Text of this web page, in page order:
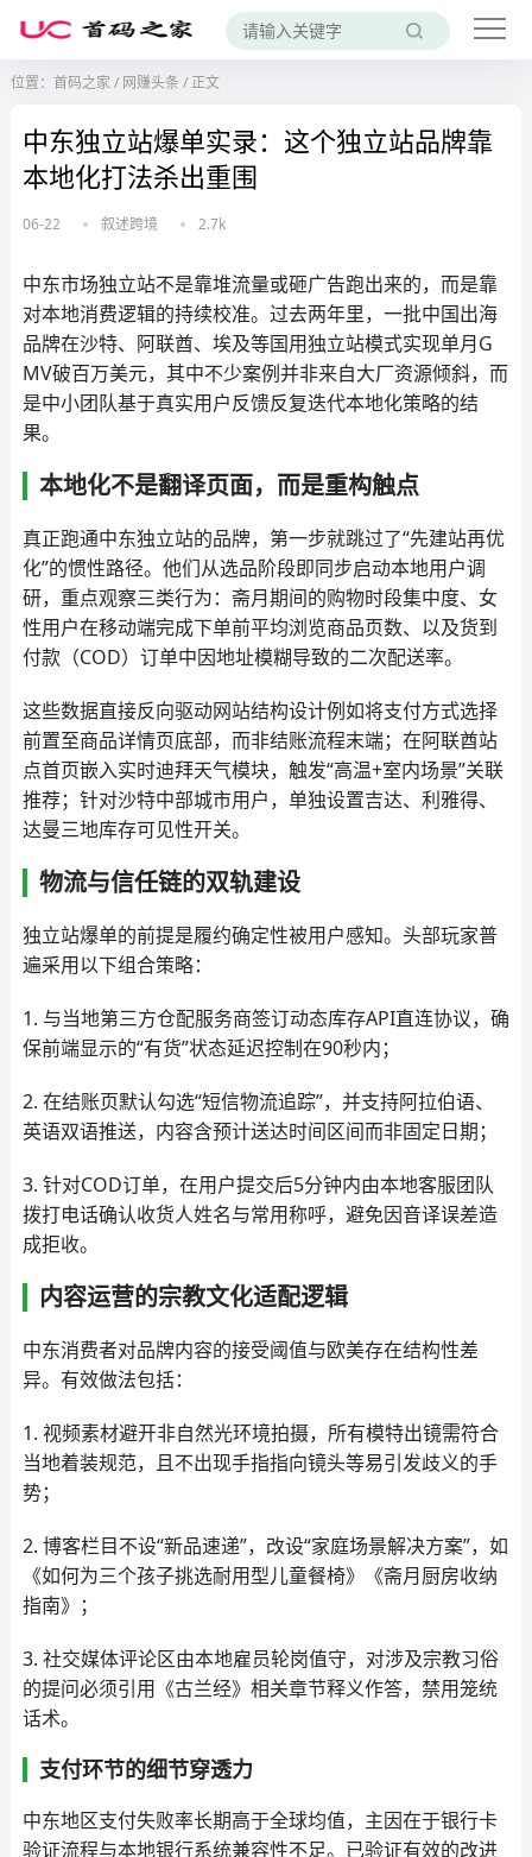
位置： 首码之家 / 网赚头条 /正文
中东独立站爆单实录：这个独立站品牌靠
本地化打法杀出重围
06-22 叙述跨境 2.7k
中东市场独立站不是靠堆流量或砸广告跑出来的，而是靠
对本地消费逻辑的持续校准。过去两年里，一批中国出海
品牌在沙特、阿联酋、埃及等国用独立站模式实现单月G
MV破百万美元，其中不少案例并非来自大厂资源倾斜，而
是中小团队基于真实用户反馈反复迭代本地化策略的结
果。
本地化不是翻译页面，而是重构触点
真正跑通中东独立站的品牌，第一步就跳过了“先建站再优
化”的惯性路径。他们从选品阶段即同步启动本地用户调
研，重点观察三类行为：斋月期间的购物时段集中度、女
性用户在移动端完成下单前平均浏览商品页数、以及货到
付款（COD）订单中因地址模糊导致的二次配送率。
这些数据直接反向驱动网站结构设计例如将支付方式选择
前置至商品详情页底部，而非结账流程末端；在阿联酋站
点首页嵌入实时迪拜天气模块，触发“高温+室内场景”关联
推荐；针对沙特中部城市用户，单独设置吉达、利雅得、
达曼三地库存可见性开关。
物流与信任链的双轨建设
独立站爆单的前提是履约确定性被用户感知。头部玩家普
遍采用以下组合策略：
1. 与当地第三方仓配服务商签订动态库存API直连协议，确
保前端显示的“有货”状态延迟控制在90秒内；
2. 在结账页默认勾选“短信物流追踪”，并支持阿拉伯语、
英语双语推送，内容含预计送达时间区间而非固定日期；
3. 针对COD订单，在用户提交后5分钟内由本地客服团队
拨打电话确认收货人姓名与常用称呼，避免因音译误差造
成拒收。
内容运营的宗教文化适配逻辑
中东消费者对品牌内容的接受阈值与欧美存在结构性差
异。有效做法包括：
1. 视频素材避开非自然光环境拍摄，所有模特出镜需符合
当地着装规范，且不出现手指指向镜头等易引发歧义的手
势；
2. 博客栏目不设“新品速递”，改设“家庭场景解决方案”，如
《如何为三个孩子挑选耐用型儿童餐椅》《斋月厨房收纳
指南》；
3. 社交媒体评论区由本地雇员轮岗值守，对涉及宗教习俗
的提问必须引用《古兰经》相关章节释义作答，禁用笼统
话术。
支付环节的细节穿透力
中东地区支付失败率长期高于全球均值，主因在于银行卡
验证流程与本地银行系统兼容性不足。已验证有效的改进